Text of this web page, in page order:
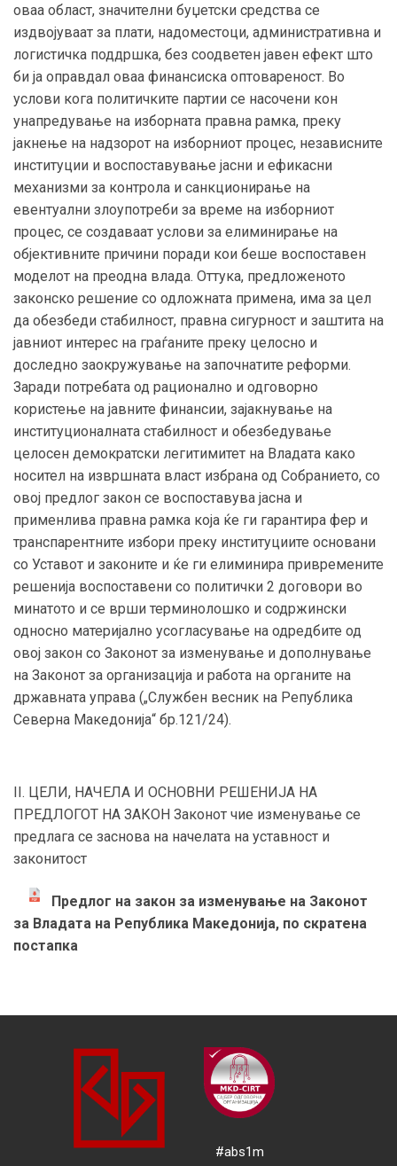
оваа област, значителни буџетски средства се
издвојуваат за плати, надоместоци, административна и
логистичка поддршка, без соодветен јавен ефект што
би ја оправдал оваа финансиска оптовареност. Во
услови кога политичките партии се насочени кон
унапредување на изборната правна рамка, преку
јакнење на надзорот на изборниот процес, независните
институции и воспоставување јасни и ефикасни
механизми за контрола и санкционирање на
евентуални злоупотреби за време на изборниот
процес, се создаваат услови за елиминирање на
објективните причини поради кои беше воспоставен
моделот на преодна влада. Оттука, предложеното
законско решение со одложната примена, има за цел
да обезбеди стабилност, правна сигурност и заштита на
јавниот интерес на граѓаните преку целосно и
доследно заокружување на започнатите реформи.
Заради потребата од рационално и одговорно
користење на јавните финансии, зајакнување на
институционалната стабилност и обезбедување
целосен демократски легитимитет на Владата како
носител на извршната власт избрана од Собранието, со
овој предлог закон се воспоставува јасна и
применлива правна рамка која ќе ги гарантира фер и
транспарентните избори преку институциите основани
со Уставот и законите и ќе ги елиминира привремените
решенија воспоставени со политички 2 договори во
минатото и се врши терминолошко и содржински
односно материјално усогласување на одредбите од
овој закон со Законот за изменување и дополнување
на Законот за организација и работа на органите на
државната управа („Службен весник на Република
Северна Македонија“ бр.121/24).
II. ЦЕЛИ, НАЧЕЛА И ОСНОВНИ РЕШЕНИЈА НА
ПРЕДЛОГОТ НА ЗАКОН Законот чие изменување се
предлага се заснова на начелата на уставност и
законитост
Предлог на закон за изменување на Законот
за Владата на Република Македонија, по скратена
постапка
#abs1m